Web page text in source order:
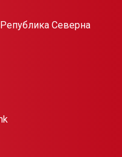
Република Северна